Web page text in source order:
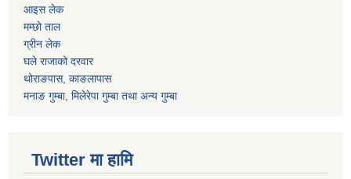
आइस लेक
मम्छो ताल
ग्रीन लेक
घले राजाको दरवार
थोराङपास, काङलापास
मनाङ गुम्बा, मिलेरेपा गुम्बा तथा अन्य गुम्बा
Twitter मा हामि